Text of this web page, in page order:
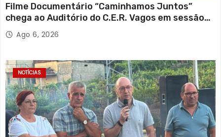
Filme Documentário “Caminhamos Juntos”
chega ao Auditório do C.E.R. Vagos em sessão
solidária
Ago 6, 2026
NOTÍCIAS